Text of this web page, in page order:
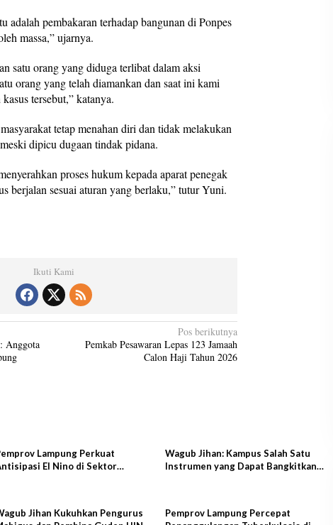
adalah pembakaran terhadap bangunan di Ponpes
massa,” ujarnya.
satu orang yang diduga terlibat dalam aksi
orang yang telah diamankan dan saat ini kami
tersebut,” katanya.
tetap menahan diri dan tidak melakukan
dipicu dugaan tindak pidana.
proses hukum kepada aparat penegak
berjalan sesuai aturan yang berlaku,” tutur Yuni.
Ikuti Kami
Anggota
Pos berikutnya
Pemkab Pesawaran Lepas 123 Jamaah
Calon Haji Tahun 2026
Lampung Perkuat
El Nino di Sektor
Wagub Jihan: Kampus Salah Satu
Instrumen yang Dapat Bangkitkan
Jihan Kukuhkan Pengurus
Pemprov Lampung Percepat
Di Lampung, Pemerintahan, Politik | 28 Juni 2026